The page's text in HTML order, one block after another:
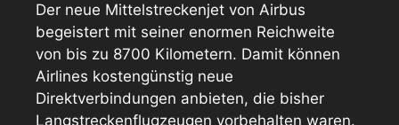
Der neue Mittelstreckenjet von Airbus
begeistert mit seiner enormen Reichweite
von bis zu 8700 Kilometern. Damit können
Airlines kostengünstig neue
Direktverbindungen anbieten, die bisher
Langstreckenflugzeugen vorbehalten waren.